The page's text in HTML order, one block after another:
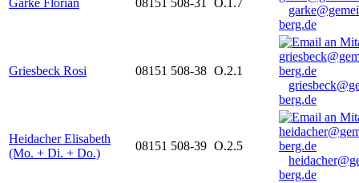
Garke Florian 08151 508-31 O.1.7
berg.de
Griesbeck Rosi 08151 508-38 O.2.1
berg.de
Heidacher Elisabeth
(Mo. + Di. + Do.)
08151 508-39 O.2.5
berg.de